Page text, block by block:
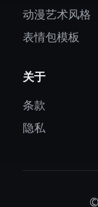
动漫艺术风格
表情包模板
关于
条款
隐私